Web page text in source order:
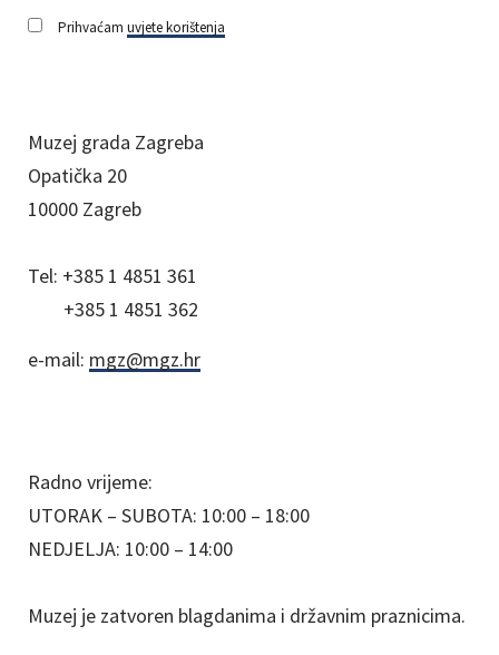
Prihvaćam uvjete korištenja
Muzej grada Zagreba
Opatička 20
10000 Zagreb
Tel: +385 1 4851 361
+385 1 4851 362
e-mail: mgz@mgz.hr
Radno vrijeme:
UTORAK – SUBOTA: 10:00 – 18:00
NEDJELJA: 10:00 – 14:00
Muzej je zatvoren blagdanima i državnim praznicima.